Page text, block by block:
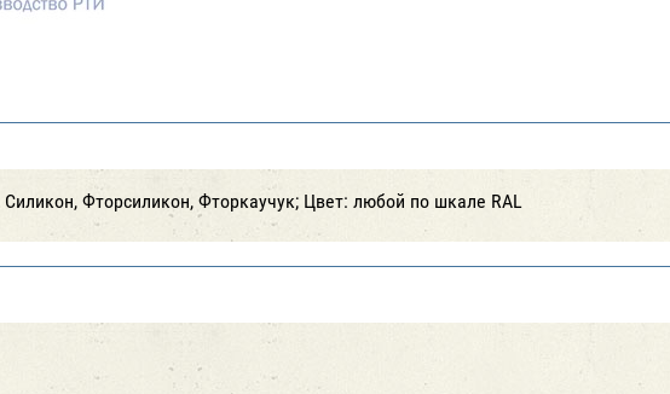
Фторсиликон, Фторкаучук; Цвет: любой по шкале RAL